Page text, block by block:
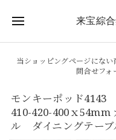
来宝綜
当ショッピングページにな
問合せフォ
モンキーポッド
410-420-400ｘ
ル ダイニングテーブ